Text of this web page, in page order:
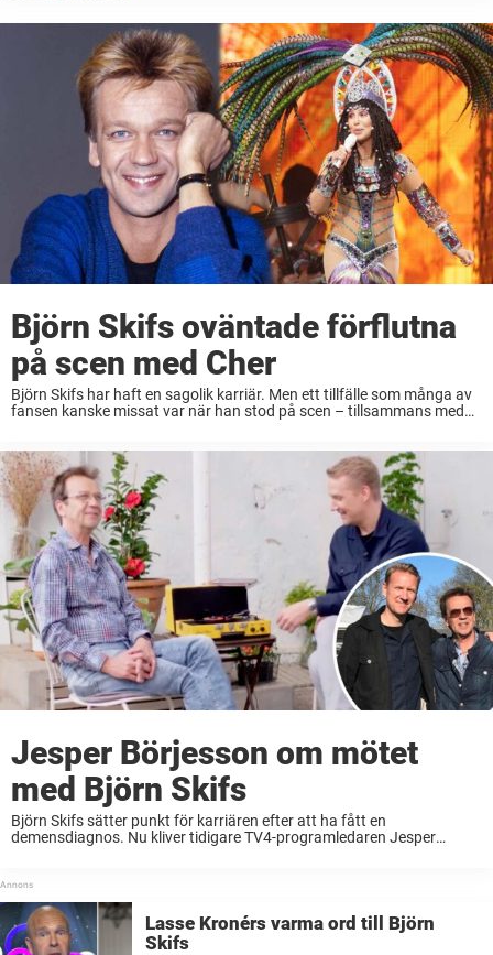
bryter han tystnaden med ett par ...
Björn Skifs oväntade förflutna
på scen med Cher
Björn Skifs har haft en sagolik karriär. Men ett tillfälle som många av
fansen kanske missat var när han stod på scen – tillsammans med
Jesper Börjesson om mötet
med Björn Skifs
Björn Skifs sätter punkt för karriären efter att ha fått en
demensdiagnos. Nu kliver tidigare TV4-programledaren Jesper
Lasse Kronérs varma ord till Björn
Skifs